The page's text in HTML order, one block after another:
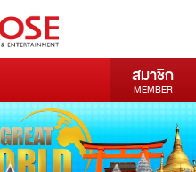
สมาชิก
MEMBER